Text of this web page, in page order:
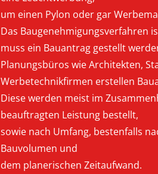
um einen Pylon oder gar
Das Baugenehmigungsverfahren
muss ein Bauantrag gestellt
Planungsbüros wie Architekten,
Werbetechnikfirmen erstellen
Diese werden meist im
beauftragten Leistung bestellt,
sowie nach Umfang, bestenfalls
Bauvolumen und
dem planerischen Zeitaufwand.